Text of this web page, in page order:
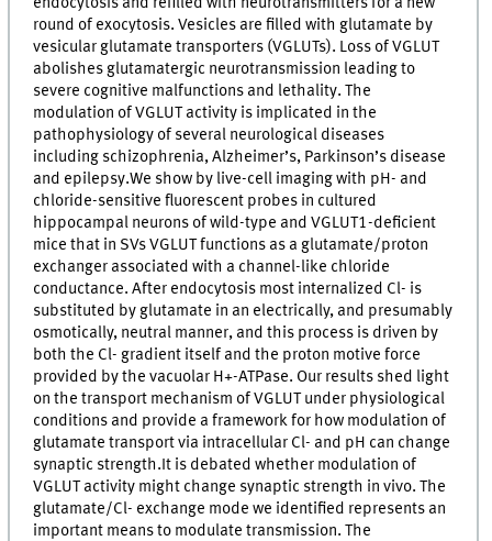
round of exocytosis. Vesicles are filled with glutamate by
vesicular glutamate transporters (VGLUTs). Loss of VGLUT
abolishes glutamatergic neurotransmission leading to
severe cognitive malfunctions and lethality. The
modulation of VGLUT activity is implicated in the
pathophysiology of several neurological diseases
including schizophrenia, Alzheimer’s, Parkinson’s disease
and epilepsy.We show by live-cell imaging with pH- and
chloride-sensitive fluorescent probes in cultured
hippocampal neurons of wild-type and VGLUT1-deficient
mice that in SVs VGLUT functions as a glutamate/proton
exchanger associated with a channel-like chloride
conductance. After endocytosis most internalized Cl- is
substituted by glutamate in an electrically, and presumably
osmotically, neutral manner, and this process is driven by
both the Cl- gradient itself and the proton motive force
provided by the vacuolar H+-ATPase. Our results shed light
on the transport mechanism of VGLUT under physiological
conditions and provide a framework for how modulation of
glutamate transport via intracellular Cl- and pH can change
synaptic strength.It is debated whether modulation of
VGLUT activity might change synaptic strength in vivo. The
glutamate/Cl- exchange mode we identified represents an
important means to modulate transmission. The